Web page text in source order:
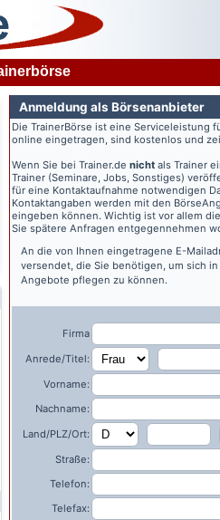
Anmeldung als Börsenanbieter
Die TrainerBörse ist eine Serviceleistung
online eingetragen, sind kostenlos und
Wenn Sie bei Trainer.de nicht als Trainer
Trainer (Seminare, Jobs, Sonstiges)
für eine Kontaktaufnahme notwendigen
Kontaktangaben werden mit den
eingeben können. Wichtig ist vor allem
Sie spätere Anfragen entgegennehmen
An die von Ihnen eingetragene E-
versendet, die Sie benötigen, um sich
Angebote pflegen zu können.
Firma
Anrede/Titel:
Vorname:
Nachname:
Land/PLZ/Ort:
Straße:
Telefon:
Telefax: